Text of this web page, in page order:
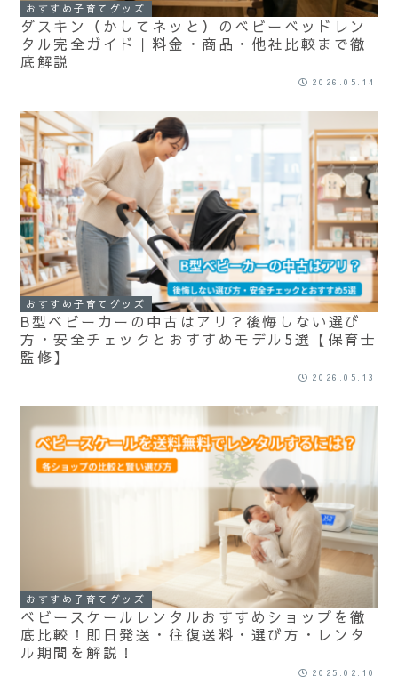
おすすめ子育てグッズ
ダスキン（かしてネッと）のベビーベッドレン
タル完全ガイド｜料金・商品・他社比較まで徹
底解説
2026.05.14
おすすめ子育てグッズ
B型ベビーカーの中古はアリ？後悔しない選び
方・安全チェックとおすすめモデル5選【保育士
監修】
2026.05.13
おすすめ子育てグッズ
ベビースケールレンタルおすすめショップを徹
底比較！即日発送・往復送料・選び方・レンタ
ル期間を解説！
2025.02.10